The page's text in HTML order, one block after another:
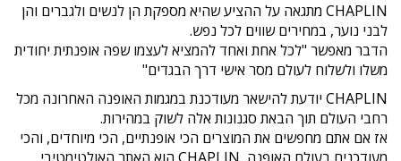
CHAPLIN מתגאה על ההציע שהיא מספקת הן לנשים ולגברים והן
לבני נוער, במחירים שווים לכל נפש.
הדבר מאפשר "לכל אחת ואחד להמציא לעצמו שפה אופנתית יחודית
משלו ולשלוח לעולם מסר אישי דרך הבגדים"
CHAPLIN יודעת להישאר מעודכנת במגמות האופנה האחרונה מכל
רחבי העולם תוך הבאת סגנונות אלה לשוק במהירות.
אז אם אתם מחפשים את המוצרים הכי אופנתיים, הכי מיוחדים, והכי